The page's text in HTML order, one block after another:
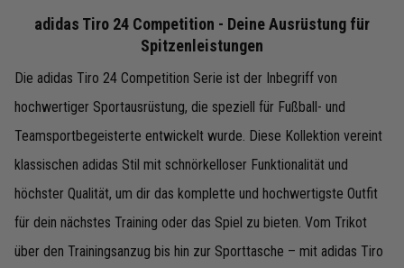
adidas Tiro 24 Competition - Deine Ausrüstung für
Spitzenleistungen
Die adidas Tiro 24 Competition Serie ist der Inbegriff von
hochwertiger Sportausrüstung, die speziell für Fußball- und
Teamsportbegeisterte entwickelt wurde. Diese Kollektion vereint
klassischen adidas Stil mit schnörkelloser Funktionalität und
höchster Qualität, um dir das komplette und hochwertigste Outfit
für dein nächstes Training oder das Spiel zu bieten. Vom Trikot
über den Trainingsanzug bis hin zur Sporttasche – mit adidas Tiro